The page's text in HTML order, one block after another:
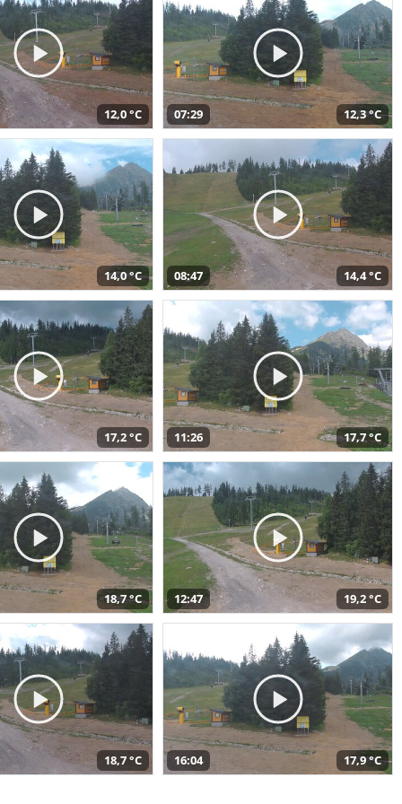
12,0 °C 07:29 12,3 °C
14,0 °C 08:47 14,4 °C
17,2 °C 11:26 17,7 °C
18,7 °C 12:47 19,2 °C
18,7 °C 16:04 17,9 °C